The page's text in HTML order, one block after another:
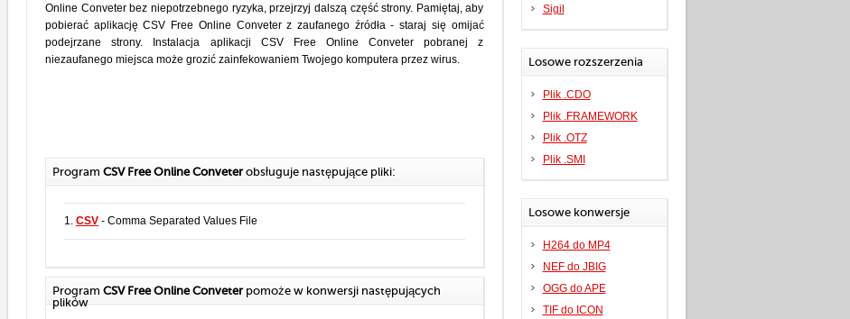
Online Conveter bez niepotrzebnego ryzyka, przejrzyj dalszą część strony. Pamiętaj, aby
pobierać aplikację CSV Free Online Conveter z zaufanego źródła - staraj się omijać
podejrzane strony. Instalacja aplikacji CSV Free Online Conveter pobranej z
niezaufanego miejsca może grozić zainfekowaniem Twojego komputera przez wirus.
Program CSV Free Online Conveterobsługuje następujące pliki:
1. CSV - Comma Separated Values File
Program CSV Free Online Conveterpomoże w konwersji następujących
plików
Sigil
Losowe rozszerzenia
Plik .CDO
Plik .FRAMEWORK
Plik .OTZ
Plik .SMI
Losowe konwersje
H264 do MP4
NEF do JBIG
OGG do APE
TIF do ICON